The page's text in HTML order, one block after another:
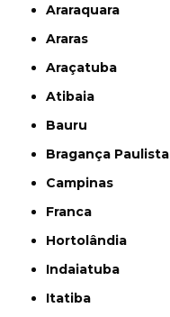
Araraquara
Araras
Araçatuba
Atibaia
Bauru
Bragança Paulista
Campinas
Franca
Hortolândia
Indaiatuba
Itatiba